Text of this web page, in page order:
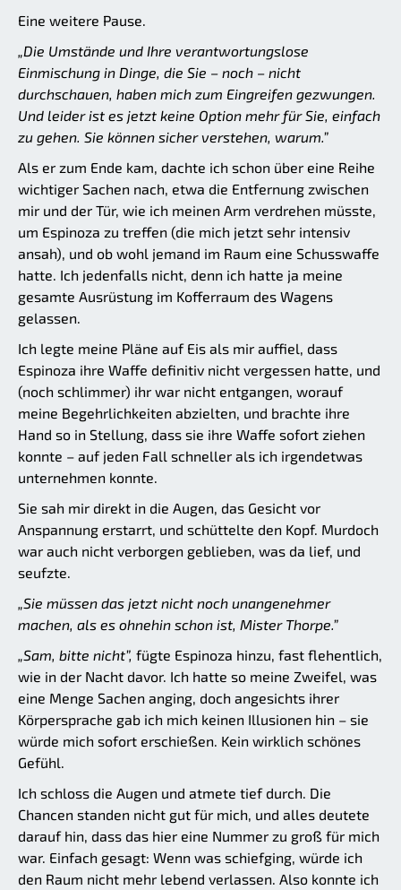
Eine weitere Pause.
„Die Umstände und Ihre verantwortungslose
Einmischung in Dinge, die Sie – noch – nicht
durchschauen, haben mich zum Eingreifen gezwungen.
Und leider ist es jetzt keine Option mehr für Sie, einfach
zu gehen. Sie können sicher verstehen, warum.”
Als er zum Ende kam, dachte ich schon über eine Reihe
wichtiger Sachen nach, etwa die Entfernung zwischen
mir und der Tür, wie ich meinen Arm verdrehen müsste,
um Espinoza zu treffen (die mich jetzt sehr intensiv
ansah), und ob wohl jemand im Raum eine Schusswaffe
hatte. Ich jedenfalls nicht, denn ich hatte ja meine
gesamte Ausrüstung im Kofferraum des Wagens
gelassen.
Ich legte meine Pläne auf Eis als mir auffiel, dass
Espinoza ihre Waffe definitiv nicht vergessen hatte, und
(noch schlimmer) ihr war nicht entgangen, worauf
meine Begehrlichkeiten abzielten, und brachte ihre
Hand so in Stellung, dass sie ihre Waffe sofort ziehen
konnte – auf jeden Fall schneller als ich irgendetwas
unternehmen konnte.
Sie sah mir direkt in die Augen, das Gesicht vor
Anspannung erstarrt, und schüttelte den Kopf. Murdoch
war auch nicht verborgen geblieben, was da lief, und
seufzte.
„Sie müssen das jetzt nicht noch unangenehmer
machen, als es ohnehin schon ist, Mister Thorpe.”
„Sam, bitte nicht”, fügte Espinoza hinzu, fast flehentlich,
wie in der Nacht davor. Ich hatte so meine Zweifel, was
eine Menge Sachen anging, doch angesichts ihrer
Körpersprache gab ich mich keinen Illusionen hin – sie
würde mich sofort erschießen. Kein wirklich schönes
Gefühl.
Ich schloss die Augen und atmete tief durch. Die
Chancen standen nicht gut für mich, und alles deutete
darauf hin, dass das hier eine Nummer zu groß für mich
war. Einfach gesagt: Wenn was schiefging, würde ich
den Raum nicht mehr lebend verlassen. Also konnte ich